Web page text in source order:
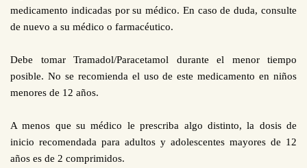
medicamento indicadas por su médico. En caso de duda, consulte
de nuevo a su médico o farmacéutico.
Debe tomar Tramadol/Paracetamol durante el menor tiempo
posible. No se recomienda el uso de este medicamento en niños
menores de 12 años.
A menos que su médico le prescriba algo distinto, la dosis de
inicio recomendada para adultos y adolescentes mayores de 12
años es de 2 comprimidos.